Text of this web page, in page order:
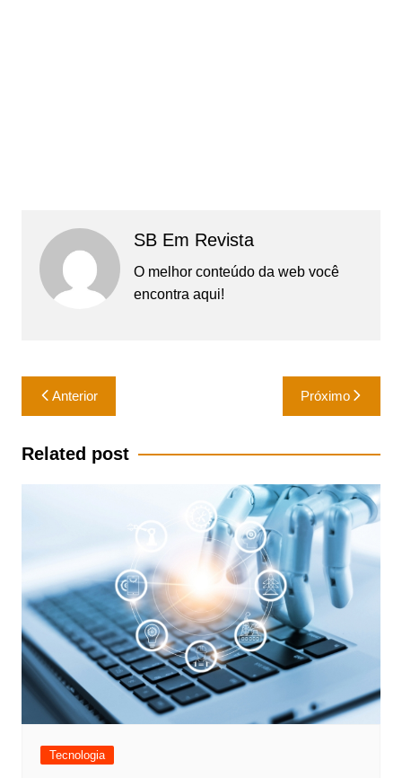
SB Em Revista
O melhor conteúdo da web você
encontra aqui!
Navegação
de
Post
Anterior Próximo
Related post
Tecnologia